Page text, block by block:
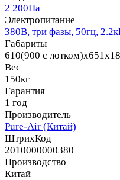
2 200Па
Электропитание
380В, три фазы, 50гц,
Габариты
610(900 с
Вес
150кг
Гарантия
1 год
Производитель
Pure-Air (Китай)
ШтрихКод
2010000000380
Производство
Китай